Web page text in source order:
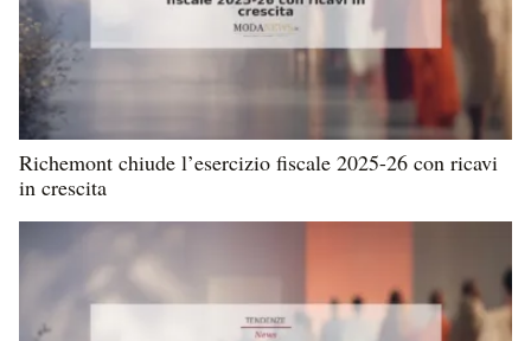
Richemont chiude l’esercizio fiscale 2025-26 con ricavi
in crescita